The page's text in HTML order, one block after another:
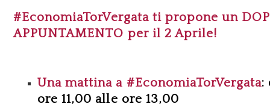
#EconomiaTorVergata ti propone un
APPUNTAMENTO per il 2 Aprile!
Una mattina a #EconomiaTorVergata:
ore 11,00 alle ore 13,00